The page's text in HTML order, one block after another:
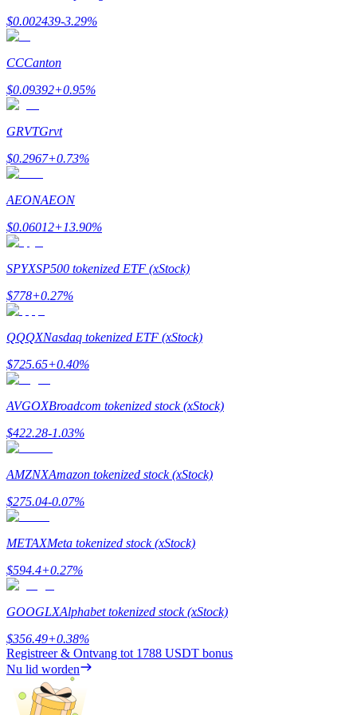
Verdienen
Macht varkentje
Verdien dagelijks competitieve beloningen
Uitzetten
Hoog rendement en directe toegang
Launchpool
$0.002439-3.29%
CCCanton
$0.09392+0.95%
GRVTGrvt
$0.2967+0.73%
AEONAEON
$0.06012+13.90%
SPYXSP500 tokenized ETF (xStock)
$778+0.27%
QQQXNasdaq tokenized ETF (xStock)
$725.65+0.40%
AVGOXBroadcom tokenized stock (xStock)
$422.28-1.03%
AMZNXAmazon tokenized stock (xStock)
$275.04-0.07%
METAXMeta tokenized stock (xStock)
$594.4+0.27%
GOOGLXAlphabet tokenized stock (xStock)
$356.49+0.38%
Registreer & Ontvang tot 1788 USDT bonus
Nu lid worden